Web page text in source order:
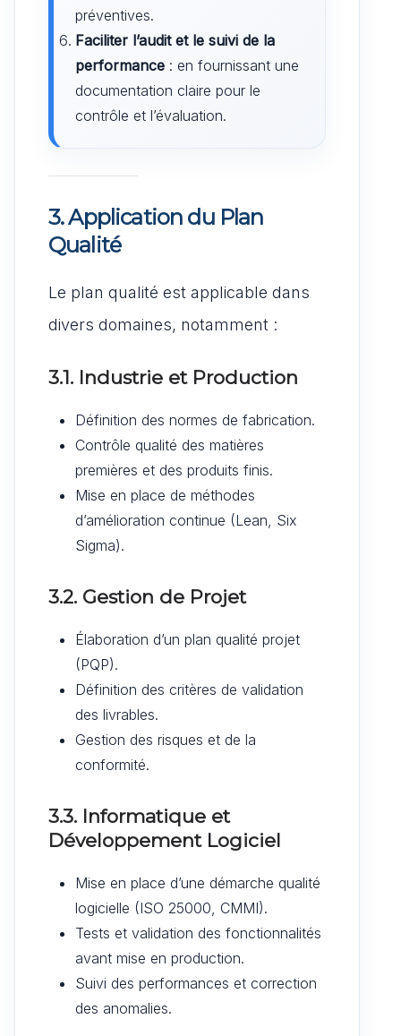
préventives.
Faciliter l’audit et le suivi de la
performance : en fournissant une
documentation claire pour le
contrôle et l’évaluation.
3. Application du Plan
Qualité
Le plan qualité est applicable dans
divers domaines, notamment :
3.1. Industrie et Production
Définition des normes de fabrication.
Contrôle qualité des matières
premières et des produits finis.
Mise en place de méthodes
d’amélioration continue (Lean, Six
Sigma).
3.2. Gestion de Projet
Élaboration d’un plan qualité projet
(PQP).
Définition des critères de validation
des livrables.
Gestion des risques et de la
conformité.
3.3. Informatique et
Développement Logiciel
Mise en place d’une démarche qualité
logicielle (ISO 25000, CMMI).
Tests et validation des fonctionnalités
avant mise en production.
Suivi des performances et correction
des anomalies.